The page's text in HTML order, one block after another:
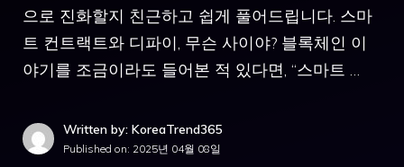
으로 진화할지 친근하고 쉽게 풀어드립니다. 스마
트 컨트랙트와 디파이, 무슨 사이야? 블록체인 이
야기를 조금이라도 들어본 적 있다면, “스마트 …
Written by: KoreaTrend365
Published on: 2025년 04월 08일